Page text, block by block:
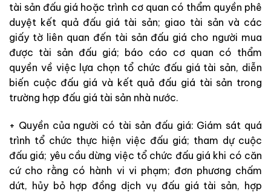
tài sản đấu giá hoặc trình cơ quan có thẩm quyền phê
duyệt kết quả đấu giá tài sản; giao tài sản và các
giấy tờ liên quan đến tài sản đấu giá cho người mua
được tài sản đấu giá; báo cáo cơ quan có thẩm
quyền về việc lựa chọn tổ chức đấu giá tài sản, diễn
biến cuộc đấu giá và kết quả đấu giá tài sản trong
trường hợp đấu giá tài sản nhà nước.
+ Quyền của người có tài sản đấu giá: Giám sát quá
trình tổ chức thực hiện việc đấu giá; tham dự cuộc
đấu giá; yêu cầu dừng việc tổ chức đấu giá khi có căn
cứ cho rằng có hành vi vi phạm; đơn phương chấm
dứt, hủy bỏ hợp đồng dịch vụ đấu giá tài sản, hợp